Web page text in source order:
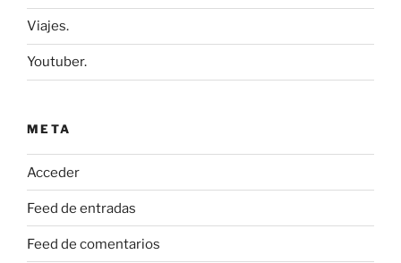
Viajes.
Youtuber.
META
Acceder
Feed de entradas
Feed de comentarios